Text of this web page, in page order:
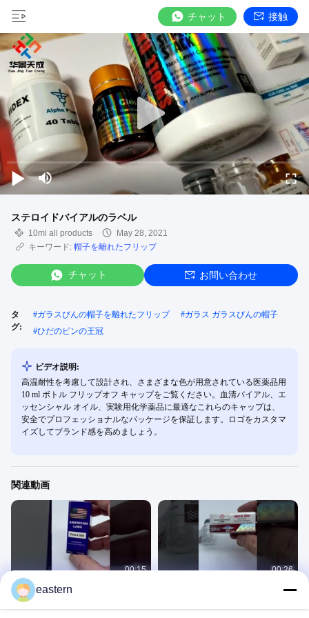
チャット 接触
ステロイドバイアルのラベル
10ml all products
May 28, 2021
キーワード: 帽子を離れたフリップ
チャット お問い合わせ
タ
グ:
#ガラスびんの帽子を離れたフリップ #ガラス ガラスびんの帽子
#ひだのビンの王冠
ビデオ説明:
高温耐性を考慮して設計され、さまざまな色が用意されている医薬品用
10 ml ボトル フリップオフ キャップをご覧ください。血清バイアル、エ
ッセンシャル オイル、実験用化学薬品に最適なこれらのキャップは、
安全でプロフェッショナルなパッケージを保証します。ロゴをカスタマ
イズしてブランド感を高めましょう。
関連動画
00:15
2ML 3ML BPC15 7 乾燥粉末ペプチド
ボトルラベル 輝く漆器 方形 鋭い任意
00:26
10ml ボックス 6x3cm ガラス フロー
eastern